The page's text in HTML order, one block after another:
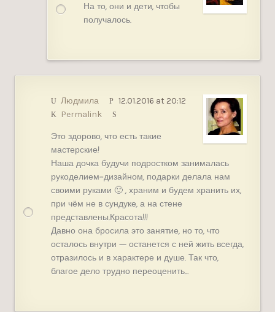
На то, они и дети, чтобы
получалось.
Людмила
12.01.2016 at 20:12
Permalink
Это здорово, что есть такие
мастерские!
Наша дочка будучи подростком занималась
рукоделием-дизайном, подарки делала нам
своими руками 🙂 , храним и будем хранить их,
при чём не в сундуке, а на стене
представлены.Красота!!!
Давно она бросила это занятие, но то, что
осталось внутри — останется с ней жить всегда,
отразилось и в характере и душе. Так что,
благое дело трудно переоценить…